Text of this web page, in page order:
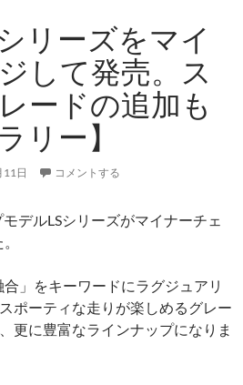
リーズをマイ
して発売。ス
ードの追加も
リー】
日 コメントする
デルLSシリーズがマイナーチェ
合」をキーワードにラグジュアリ
ポーティな走りが楽しめるグレー
、更に豊富なラインナップになりま
がLSシリーズをマイナーチェンジ